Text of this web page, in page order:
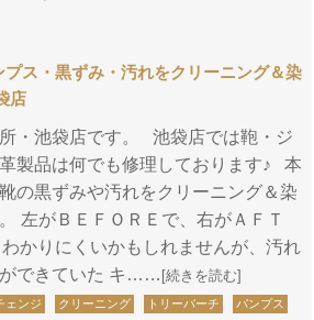
プス・黒ずみ・汚れをクリーニング＆染
店
・池袋店です。 池袋店では鞄・ジ
製品は何でも修理しております♪ 本
の黒ずみや汚れをクリーニング＆染
左がＢＥＦＯＲＥで、右がＡＦＴ
りにくいかもしれませんが、汚れ
できていた キ…… [続きを読む]
ェンジ クリーニング トリーバーチ パンプス